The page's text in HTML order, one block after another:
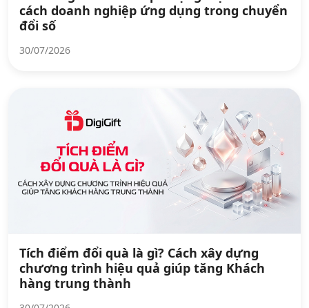
cách doanh nghiệp ứng dụng trong chuyển
đổi số
30/07/2026
Tích điểm đổi quà là gì? Cách xây dựng
chương trình hiệu quả giúp tăng Khách
hàng trung thành